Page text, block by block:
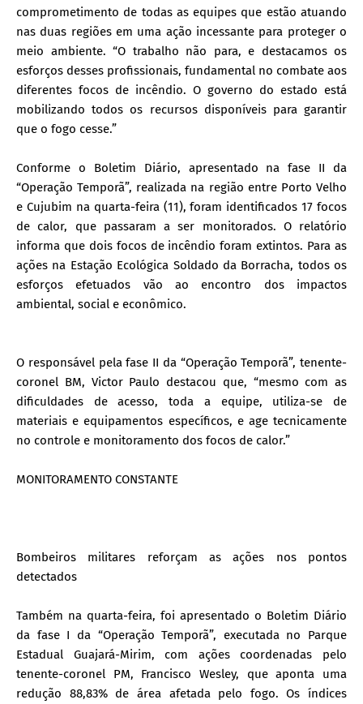
comprometimento de todas as equipes que estão atuando
nas duas regiões em uma ação incessante para proteger o
meio ambiente. “O trabalho não para, e destacamos os
esforços desses profissionais, fundamental no combate aos
diferentes focos de incêndio. O governo do estado está
mobilizando todos os recursos disponíveis para garantir
que o fogo cesse.”
Conforme o Boletim Diário, apresentado na fase II da
“Operação Temporã”, realizada na região entre Porto Velho
e Cujubim na quarta-feira (11), foram identificados 17 focos
de calor, que passaram a ser monitorados. O relatório
informa que dois focos de incêndio foram extintos. Para as
ações na Estação Ecológica Soldado da Borracha, todos os
esforços efetuados vão ao encontro dos impactos
ambiental, social e econômico.
O responsável pela fase II da “Operação Temporã”, tenente-
coronel BM, Victor Paulo destacou que, “mesmo com as
dificuldades de acesso, toda a equipe, utiliza-se de
materiais e equipamentos específicos, e age tecnicamente
no controle e monitoramento dos focos de calor.”
MONITORAMENTO CONSTANTE
Bombeiros militares reforçam as ações nos pontos
detectados
Também na quarta-feira, foi apresentado o Boletim Diário
da fase I da “Operação Temporã”, executada no Parque
Estadual Guajará-Mirim, com ações coordenadas pelo
tenente-coronel PM, Francisco Wesley, que aponta uma
redução 88,83% de área afetada pelo fogo. Os índices